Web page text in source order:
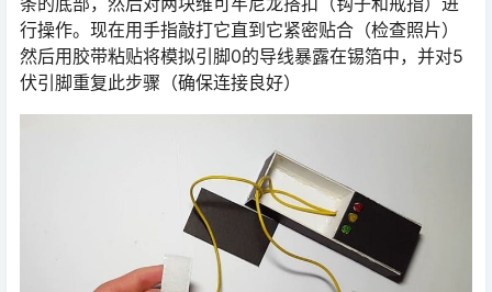
行操作。现在用手指敲打它直到它紧密贴合（检查照片）
然后用胶带粘贴将模拟引脚0的导线暴露在锡箔中，并对5
伏引脚重复此步骤（确保连接良好）